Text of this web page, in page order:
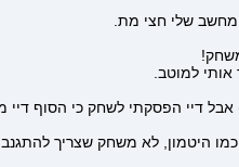
שלי חצי מת.
למוטב.
היטמון, לא משחק שצריך להתגנב